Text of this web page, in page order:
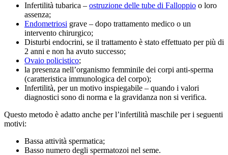
Infertilità tubarica – ostruzione delle tube di Falloppio o loro
assenza;
Endometriosi grave – dopo trattamento medico o un
intervento chirurgico;
Disturbi endocrini, se il trattamento è stato effettuato per più di
2 anni e non ha avuto successo;
Ovaio policistico;
la presenza nell’organismo femminile dei corpi anti-sperma
(caratteristica immunologica del corpo);
Infertilità, per un motivo inspiegabile – quando i valori
diagnostici sono di norma e la gravidanza non si verifica.
Questo metodo è adatto anche per l’infertilità maschile per i seguenti
motivi:
Bassa attività spermatica;
Basso numero degli spermatozoi nel seme.